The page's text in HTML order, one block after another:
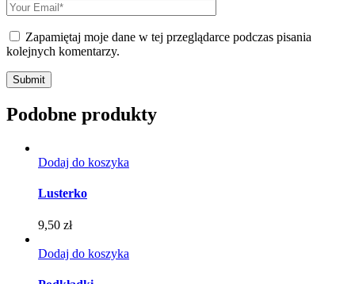
Zapamiętaj moje dane w tej przeglądarce podczas pisania
kolejnych komentarzy.
Podobne produkty
Dodaj do koszyka
Lusterko
9,50 zł
Dodaj do koszyka